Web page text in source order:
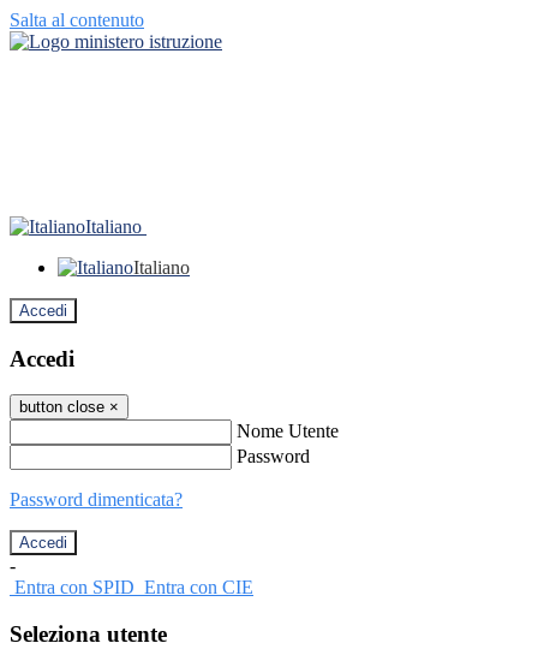
Salta al contenuto
Italiano
Italiano
Accedi
Accedi
button close ×
Nome Utente
Password
Password dimenticata?
-
Entra con SPID Entra con CIE
Seleziona utente